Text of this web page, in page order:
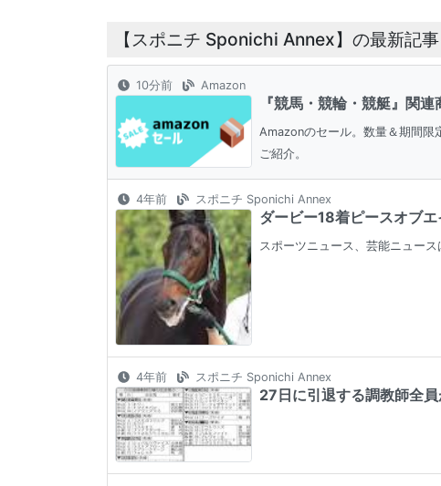
【スポニチ Sponichi Annex】の最新記事
10分前 Amazon
『競馬・競輪・競艇』関
Amazonのセール。数量＆期間限
ご紹介。
4年前 スポニチ Sponichi Annex
ダービー18着ピースオブ
スポーツニュース、芸能ニュー
4年前 スポニチ Sponichi Annex
27日に引退する調教師全